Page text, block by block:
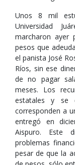
Unos 8 mil
Universidad
marcharon ayer
pesos que
el panista José
Ríos, sin ese
de no pagar
meses. Los
estatales y se
corresponden a
entregó en
Aispuro. Este
problemas
pesar de que la